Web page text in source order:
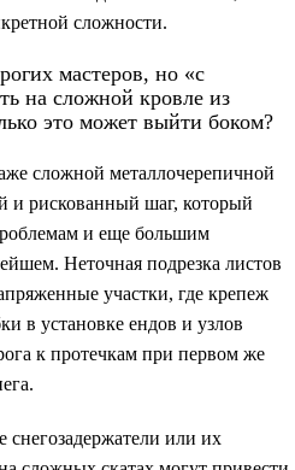
сложности.
мастеров, но «с
на сложной кровле из
это может выйти боком?
сложной металлочерепичной
и рискованный шаг, который
и еще большим
Неточная подрезка листов
участки, где крепеж
в установке ендов и узлов
к протечкам при первом же
или их